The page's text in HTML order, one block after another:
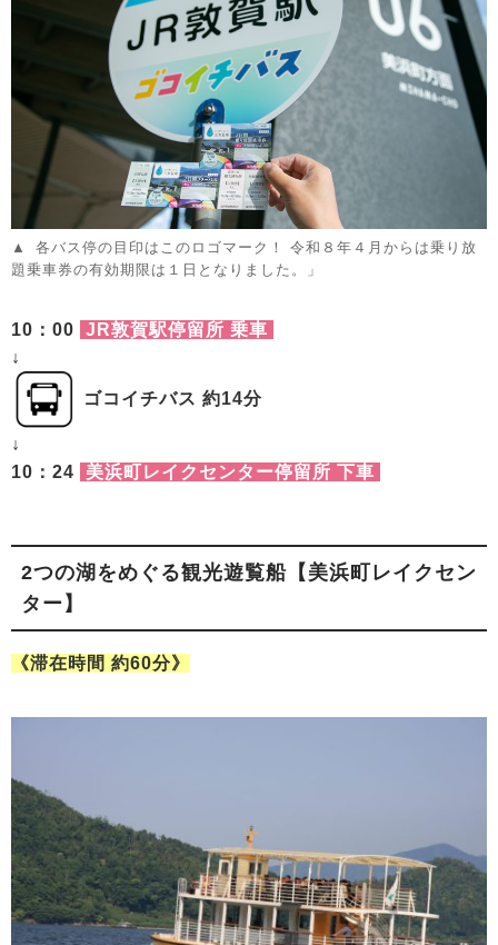
各バス停の目印はこのロゴマーク！ 令和８年４月からは乗り放
題乗車券の有効期限は１日となりました。」
10 ：00
JR敦賀駅停留所 乗車
↓
ゴコイチバス 約14分
↓
10：24
美浜町レイクセンター停留所 下車
2つの湖をめぐる観光遊覧船【美浜町レイクセン
ター】
《滞在時間 約60分》